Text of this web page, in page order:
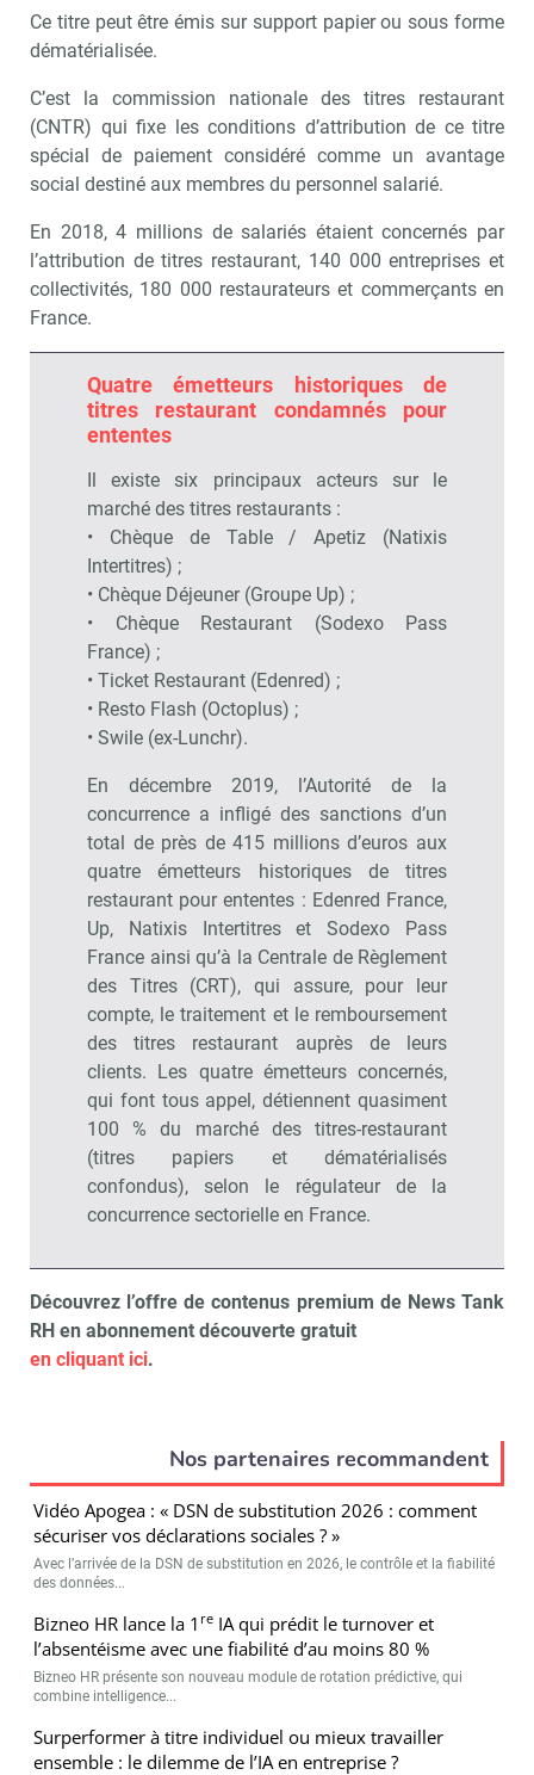
Ce titre peut être émis sur support papier ou sous forme
dématérialisée.
C’est la commission nationale des titres restaurant
(CNTR) qui fixe les conditions d’attribution de ce titre
spécial de paiement considéré comme un avantage
social destiné aux membres du personnel salarié.
En 2018, 4 millions de salariés étaient concernés par
l’attribution de titres restaurant, 140 000 entreprises et
collectivités, 180 000 restaurateurs et commerçants en
France.
Quatre émetteurs historiques de
titres restaurant condamnés pour
ententes
Il existe six principaux acteurs sur le
marché des titres restaurants :
• Chèque de Table / Apetiz (Natixis
Intertitres) ;
• Chèque Déjeuner (Groupe Up) ;
• Chèque Restaurant (Sodexo Pass
France) ;
• Ticket Restaurant (Edenred) ;
• Resto Flash (Octoplus) ;
• Swile (ex-Lunchr).
En décembre 2019, l’Autorité de la
concurrence a infligé des sanctions d’un
total de près de 415 millions d’euros aux
quatre émetteurs historiques de titres
restaurant pour ententes : Edenred France,
Up, Natixis Intertitres et Sodexo Pass
France ainsi qu’à la Centrale de Règlement
des Titres (CRT), qui assure, pour leur
compte, le traitement et le remboursement
des titres restaurant auprès de leurs
clients. Les quatre émetteurs concernés,
qui font tous appel, détiennent quasiment
100 % du marché des titres-restaurant
(titres papiers et dématérialisés
confondus), selon le régulateur de la
concurrence sectorielle en France.
Découvrez l’offre de contenus premium de News Tank
RH en abonnement découverte gratuit
en cliquant ici.
Nos partenaires recommandent
Vidéo Apogea : « DSN de substitution 2026 : comment
sécuriser vos déclarations sociales ? »
Avec l’arrivée de la DSN de substitution en 2026, le contrôle et la fiabilité
des données...
Bizneo HR lance la 1 re IA qui prédit le turnover et
l’absentéisme avec une fiabilité d’au moins 80 %
Bizneo HR présente son nouveau module de rotation prédictive, qui
combine intelligence...
Surperformer à titre individuel ou mieux travailler
ensemble : le dilemme de l’IA en entreprise ?
Recevoir RH Matin Abonnez-
Valider
Non merci, je reçois déjà
!
Je déciderai plus
tard